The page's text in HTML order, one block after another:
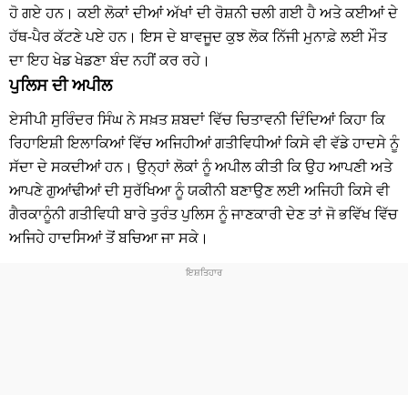
ਹੋ ਗਏ ਹਨ। ਕਈ ਲੋਕਾਂ ਦੀਆਂ ਅੱਖਾਂ ਦੀ ਰੋਸ਼ਨੀ ਚਲੀ ਗਈ ਹੈ ਅਤੇ ਕਈਆਂ ਦੇ
ਹੱਥ-ਪੈਰ ਕੱਟਣੇ ਪਏ ਹਨ। ਇਸ ਦੇ ਬਾਵਜੂਦ ਕੁਝ ਲੋਕ ਨਿੱਜੀ ਮੁਨਾਫ਼ੇ ਲਈ ਮੌਤ
ਦਾ ਇਹ ਖੇਡ ਖੇਡਣਾ ਬੰਦ ਨਹੀਂ ਕਰ ਰਹੇ।
ਪੁਲਿਸ ਦੀ ਅਪੀਲ
ਏਸੀਪੀ ਸੁਰਿੰਦਰ ਸਿੰਘ ਨੇ ਸਖ਼ਤ ਸ਼ਬਦਾਂ ਵਿੱਚ ਚਿਤਾਵਨੀ ਦਿੰਦਿਆਂ ਕਿਹਾ ਕਿ
ਰਿਹਾਇਸ਼ੀ ਇਲਾਕਿਆਂ ਵਿੱਚ ਅਜਿਹੀਆਂ ਗਤੀਵਿਧੀਆਂ ਕਿਸੇ ਵੀ ਵੱਡੇ ਹਾਦਸੇ ਨੂੰ
ਸੱਦਾ ਦੇ ਸਕਦੀਆਂ ਹਨ। ਉਨ੍ਹਾਂ ਲੋਕਾਂ ਨੂੰ ਅਪੀਲ ਕੀਤੀ ਕਿ ਉਹ ਆਪਣੀ ਅਤੇ
ਆਪਣੇ ਗੁਆਂਢੀਆਂ ਦੀ ਸੁਰੱਖਿਆ ਨੂੰ ਯਕੀਨੀ ਬਣਾਉਣ ਲਈ ਅਜਿਹੀ ਕਿਸੇ ਵੀ
ਗੈਰਕਾਨੂੰਨੀ ਗਤੀਵਿਧੀ ਬਾਰੇ ਤੁਰੰਤ ਪੁਲਿਸ ਨੂੰ ਜਾਣਕਾਰੀ ਦੇਣ ਤਾਂ ਜੋ ਭਵਿੱਖ ਵਿੱਚ
ਅਜਿਹੇ ਹਾਦਸਿਆਂ ਤੋਂ ਬਚਿਆ ਜਾ ਸਕੇ।